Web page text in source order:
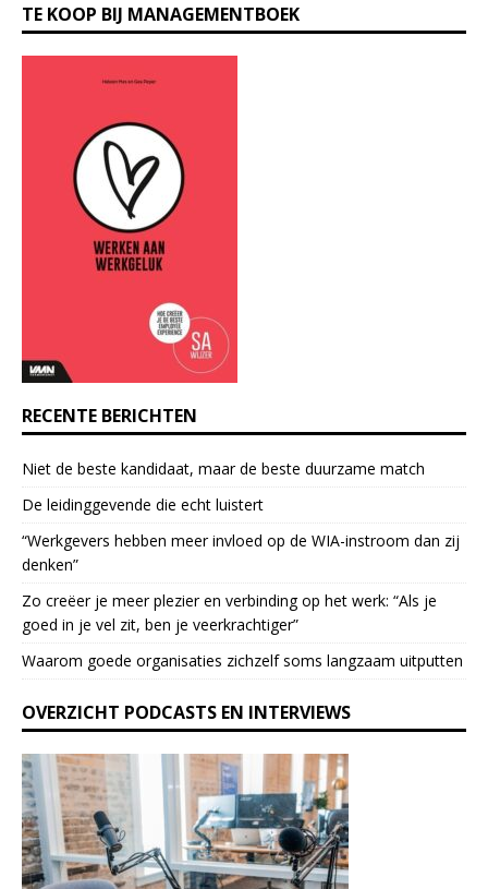
o
n
.
l
e
a
s
e
l
a
v
t
h
i
s
f
i
e
l
TE KOOP BIJ MANAGEMENTBOEK
RECENTE BERICHTEN
Niet de beste kandidaat, maar de beste duurzame match
De leidinggevende die echt luistert
“Werkgevers hebben meer invloed op de WIA-instroom dan zij
denken”
Zo creëer je meer plezier en verbinding op het werk: “Als je
goed in je vel zit, ben je veerkrach­tiger”
Waarom goede organisaties zichzelf soms langzaam uitputten
OVERZICHT PODCASTS EN INTERVIEWS